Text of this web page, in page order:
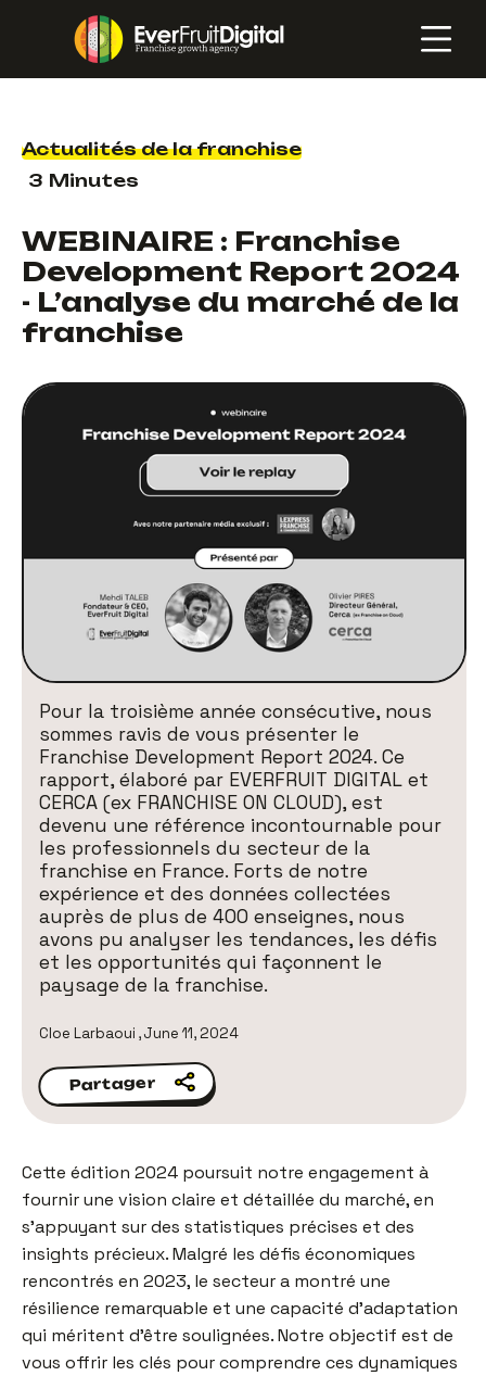
Actualités de la franchise
3 Minutes
WEBINAIRE : Franchise
Development Report 2024
- L’analyse du marché de la
franchise
Pour la troisième année consécutive, nous
sommes ravis de vous présenter le
Franchise Development Report 2024. Ce
rapport, élaboré par EVERFRUIT DIGITAL et
CERCA (ex FRANCHISE ON CLOUD), est
devenu une référence incontournable pour
les professionnels du secteur de la
franchise en France. Forts de notre
expérience et des données collectées
auprès de plus de 400 enseignes, nous
avons pu analyser les tendances, les défis
et les opportunités qui façonnent le
paysage de la franchise.
Cloe Larbaoui ,June 11, 2024
Partager
Partager
Cette édition 2024 poursuit notre engagement à
fournir une vision claire et détaillée du marché, en
s'appuyant sur des statistiques précises et des
insights précieux. Malgré les défis économiques
rencontrés en 2023, le secteur a montré une
résilience remarquable et une capacité d'adaptation
qui méritent d'être soulignées. Notre objectif est de
vous offrir les clés pour comprendre ces dynamiques